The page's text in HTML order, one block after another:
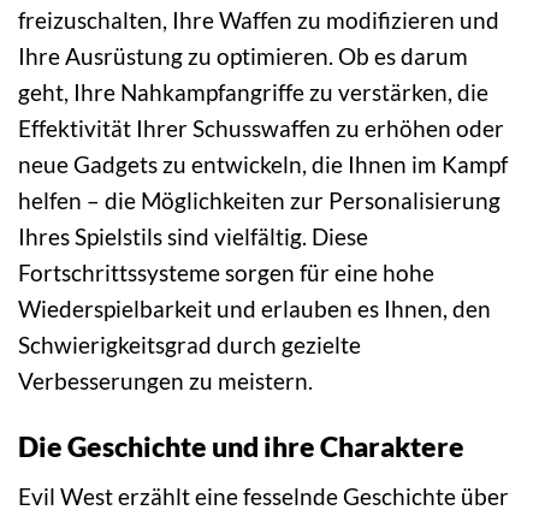
freizuschalten, Ihre Waffen zu modifizieren und
Ihre Ausrüstung zu optimieren. Ob es darum
geht, Ihre Nahkampfangriffe zu verstärken, die
Effektivität Ihrer Schusswaffen zu erhöhen oder
neue Gadgets zu entwickeln, die Ihnen im Kampf
helfen – die Möglichkeiten zur Personalisierung
Ihres Spielstils sind vielfältig. Diese
Fortschrittssysteme sorgen für eine hohe
Wiederspielbarkeit und erlauben es Ihnen, den
Schwierigkeitsgrad durch gezielte
Verbesserungen zu meistern.
Die Geschichte und ihre Charaktere
Evil West erzählt eine fesselnde Geschichte über